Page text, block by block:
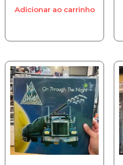
Adicionar ao carrinho